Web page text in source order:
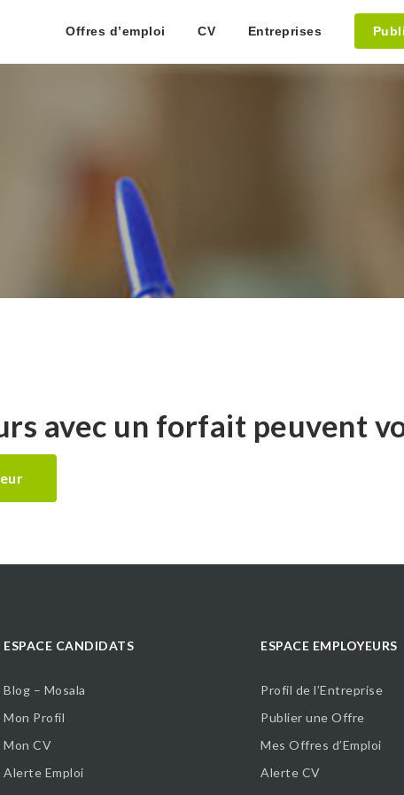
Offres d’emploi CV Entreprises
avec un forfait peuvent
ESPACE CANDIDATS
Blog – Mosala
Mon Profil
Mon CV
Alerte Emploi
ESPACE EMPLOYEURS
Profil de l’Entreprise
Publier une Offre
Mes Offres d’Emploi
Alerte CV